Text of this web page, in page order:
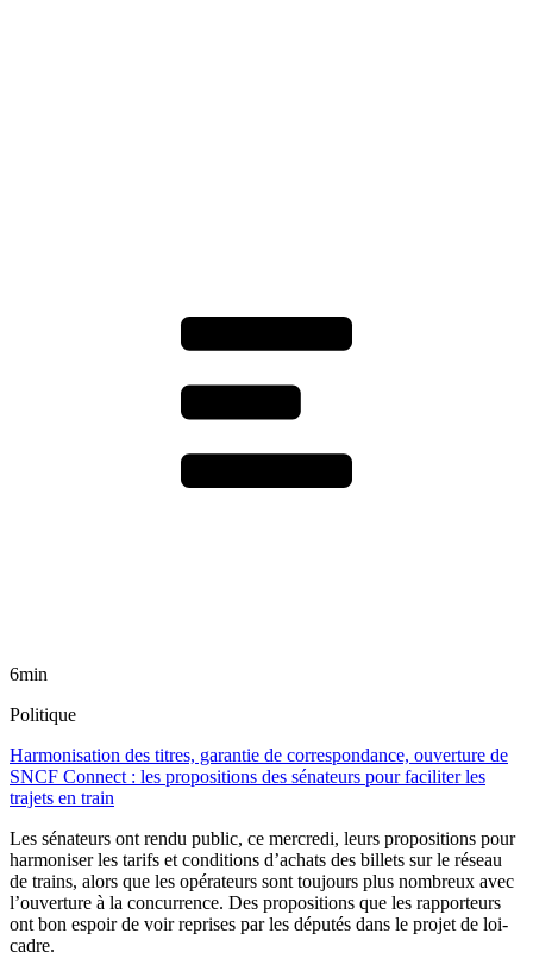
6min
Politique
Harmonisation des titres, garantie de correspondance, ouverture de
SNCF Connect : les propositions des sénateurs pour faciliter les
trajets en train
Les sénateurs ont rendu public, ce mercredi, leurs propositions pour
harmoniser les tarifs et conditions d’achats des billets sur le réseau
de trains, alors que les opérateurs sont toujours plus nombreux avec
l’ouverture à la concurrence. Des propositions que les rapporteurs
ont bon espoir de voir reprises par les députés dans le projet de loi-
cadre.